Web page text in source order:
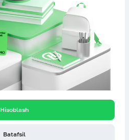
Hisoblash
Batafsil